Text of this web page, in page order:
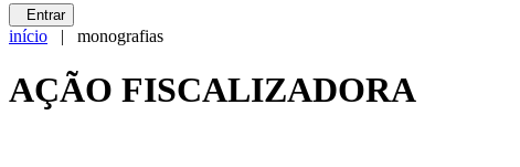
Entrar
início | monografias
AÇÃO FISCALIZADORA